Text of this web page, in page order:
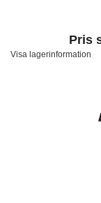
Pris
Visa lagerinformation